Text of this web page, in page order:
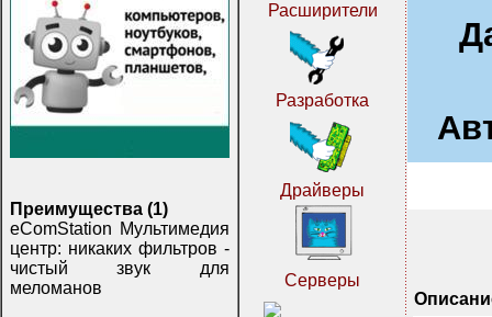
Преимущества (1)
eComStation Мультимедия
центр: никаких фильтров -
чистый звук для
меломанов
Расширители
Разработка
Драйверы
Серверы